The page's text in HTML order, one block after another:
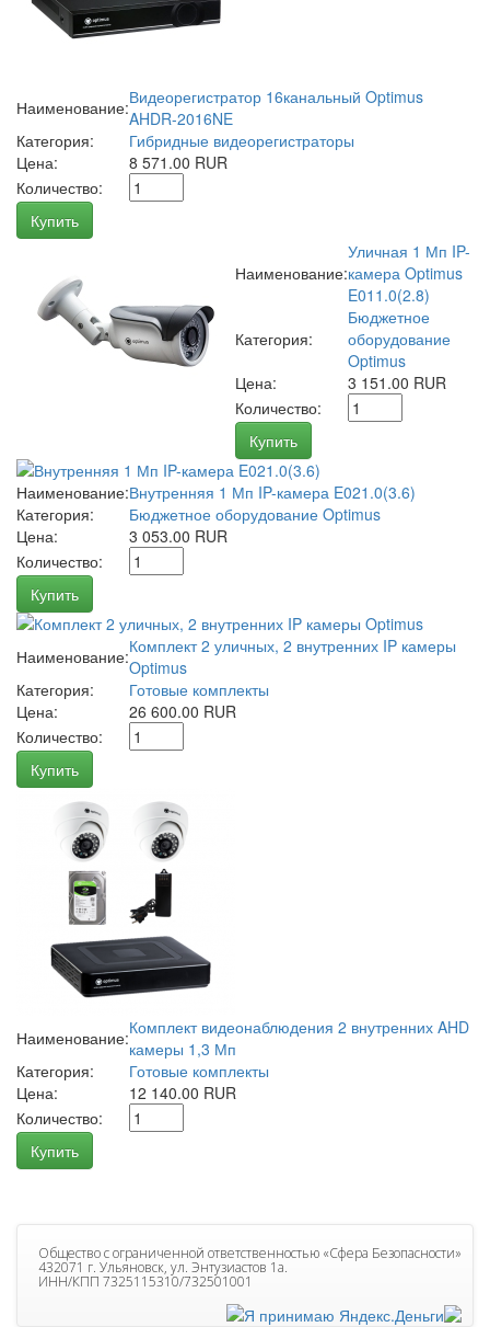
Наименование:Видеорегистратор 16канальный Optimus
AHDR-2016NE
Категория:
Гибридные видеорегистраторы
Цена:
8 571.00 RUR
Количество:
Купить
Наименование:
Уличная 1 Мп IP-
камера Optimus
E011.0(2.8)
Категория:
Бюджетное
оборудование
Optimus
Цена:
3 151.00 RUR
Количество:
Купить
Наименование:Внутренняя 1 Мп IP-камера E021.0(3.6)
Категория:
Бюджетное оборудование Optimus
Цена:
3 053.00 RUR
Количество:
Купить
Наименование:Комплект 2 уличных, 2 внутренних IP камеры
Optimus
Категория:
Готовые комплекты
Цена:
26 600.00 RUR
Количество:
Купить
Наименование:Комплект видеонаблюдения 2 внутренних AHD
камеры 1,3 Мп
Категория:
Готовые комплекты
Цена:
12 140.00 RUR
Количество:
Купить
Общество с ограниченной ответственностью «Сфера Безопасности»
432071 г. Ульяновск, ул. Энтузиастов 1а.
ИНН/КПП 7325115310/732501001